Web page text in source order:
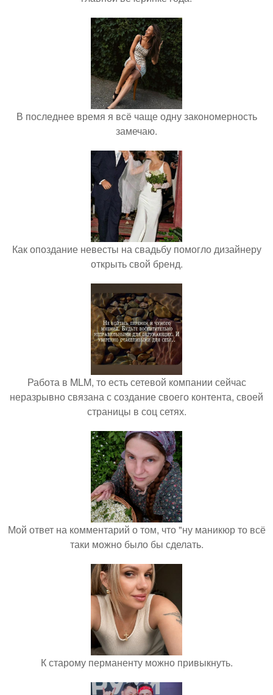
В последнее время я всё чаще одну закономерность
замечаю.
Как опоздание невесты на свадьбу помогло дизайнеру
открыть свой бренд.
Работа в MLM, то есть сетевой компании сейчас
неразрывно связана с создание своего контента, своей
страницы в соц сетях.
Мой ответ на комментарий о том, что "ну маникюр то всё
таки можно было бы сделать.
К старому перманенту можно привыкнуть.